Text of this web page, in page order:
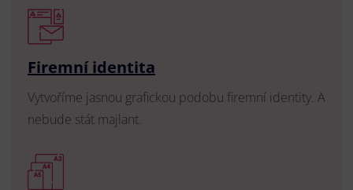
Firemní identita
Vytvoříme jasnou grafickou podobu firemní identity. A
nebude stát majlant.